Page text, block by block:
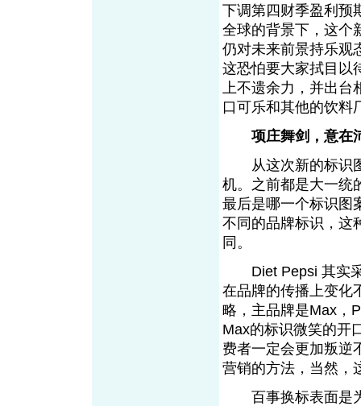
下调第四财季盈利预
全球的背景下，这个
仍对未来前景持乐观
这恐怕要大家拭目以
上不遗余力，并出台
口可乐和其他的饮料
项庄舞剑，意在
从这次新的标识图
机。之前都是大一统
最后是哪一个标识图
不同的品牌标识，这
同。
Diet Pepsi 其实采
在品牌的传播上变化
略，主品牌是Max，
Max的标识微笑的开
费者一定会更加叛逆
营销的方法，当然，
百事换标表面是为